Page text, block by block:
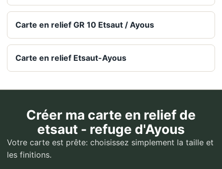
Carte en relief GR 10 Etsaut / Ayous
Carte en relief Etsaut-Ayous
Créer ma carte en relief de
etsaut - refuge d'Ayous
Votre carte est prête: choisissez simplement la taille et
les finitions.